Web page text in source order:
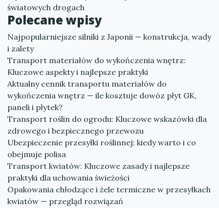
światowych drogach
Polecane wpisy
Najpopularniejsze silniki z Japonii — konstrukcja, wady
i zalety
Transport materiałów do wykończenia wnętrz:
Kluczowe aspekty i najlepsze praktyki
Aktualny cennik transportu materiałów do
wykończenia wnętrz — ile kosztuje dowóz płyt GK,
paneli i płytek?
Transport roślin do ogrodu: Kluczowe wskazówki dla
zdrowego i bezpiecznego przewozu
Ubezpieczenie przesyłki roślinnej: kiedy warto i co
obejmuje polisa
Transport kwiatów: Kluczowe zasady i najlepsze
praktyki dla uchowania świeżości
Opakowania chłodzące i żele termiczne w przesyłkach
kwiatów — przegląd rozwiązań